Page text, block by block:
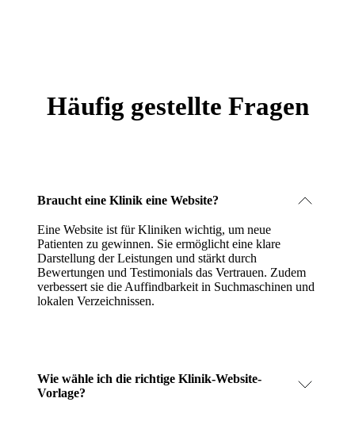
Häufig gestellte Fragen
Braucht eine Klinik eine Website?
Eine Website ist für Kliniken wichtig, um neue
Patienten zu gewinnen. Sie ermöglicht eine klare
Darstellung der Leistungen und stärkt durch
Bewertungen und Testimonials das Vertrauen. Zudem
verbessert sie die Auffindbarkeit in Suchmaschinen und
lokalen Verzeichnissen.
Wie wähle ich die richtige Klinik-Website-
Vorlage?